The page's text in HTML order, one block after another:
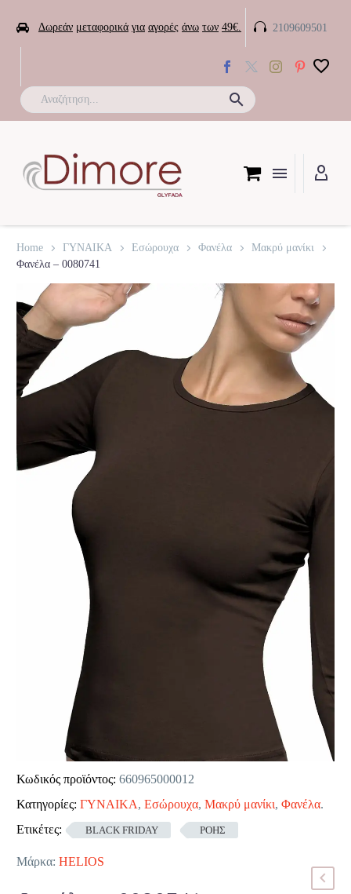
 Δωρεάν μεταφορικά για αγορές άνω των 49€. 
 2109609501
Home ΓΥΝΑΙΚΑ Εσώρουχα Φανέλα
Μακρύ μανίκι
Φανέλα – 0080741
Κωδικός προϊόντος: 660965000012
Κατηγορίες: ΓΥΝΑΙΚΑ, Εσώρουχα, Μακρύ μανίκι, Φανέλα.
Ετικέτες:
BLACK FRIDAY ΡΟΗΣ
Μάρκα: HELIOS